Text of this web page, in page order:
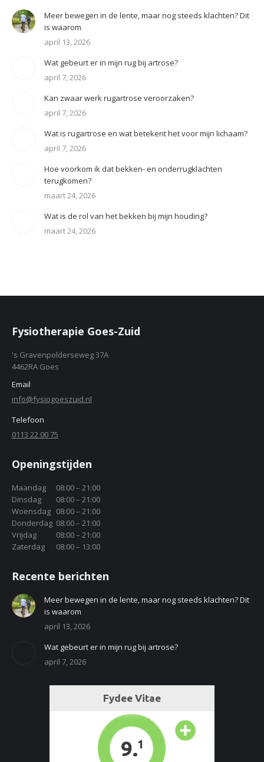
Meer bewegen in de lente, maar nog steeds klachten? Dit
is waarom
april 13, 2026
Wat gebeurt er in mijn rug bij artrose?
april 7, 2026
Kan zwaar werk rugartrose veroorzaken?
april 7, 2026
Wat is rugartrose en wat betekent het voor mijn lichaam?
april 7, 2026
Hoe voorkom ik dat bekken- en onderrugklachten
terugkomen?
maart 24, 2026
Wat is de rol van het bekken bij mijn houding?
maart 24, 2026
Fysiotherapie Goes-Zuid
's Gravenpolderseweg 37A
4462RA Goes
Email
info@fysiogoeszuid.nl
Telefoon
0113 22 00 75
Openingstijden
Maandag
08:00 – 21:00
Dinsdag
08:00 – 21:00
Woensdag 08:00 – 21:00
Donderdag 08:00 – 21:00
Vrijdag
08:00 – 21:00
Zaterdag
08:00 – 13:00
Recente berichten
Meer bewegen in de lente, maar nog steeds klachten? Dit
is waarom
april 13, 2026
Wat gebeurt er in mijn rug bij artrose?
april 7, 2026